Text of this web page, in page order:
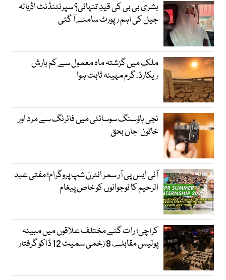
بشریٰ بی بی کی قیدِ تنہائی؟ سپرنٹنڈنٹ اڈیالہ
جیل کی اہم رپورٹ سامنے آ گئی
ملک میں گزشتہ ماہ معمول سے کم بارش
ریکارڈ، گرم مہینہ ثابت ہوا
نجی ہاؤسنگ سوسائٹی میں فائرنگ سے مرد اور
خاتون جاں بحق
آئی ایس پی آر سمر انٹرن شپ پروگرام؛ مفتی عبد
الرحیم کا نوجوانوں کو خاص پیغام
کراچی؛ رات گئے مختلف علاقوں میں مبینہ
پولیس مقابلے، 8 زخمی سمیت 12 ڈاکو گرفتار